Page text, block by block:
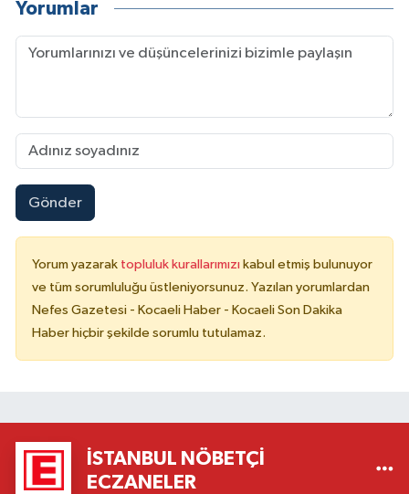
Yorumlar
Gönder
Yorum yazarak topluluk kurallarımızı kabul etmiş bulunuyor
ve tüm sorumluluğu üstleniyorsunuz. Yazılan yorumlardan
Nefes Gazetesi - Kocaeli Haber - Kocaeli Son Dakika
Haber hiçbir şekilde sorumlu tutulamaz.
İSTANBUL NÖBETÇI
ECZANELER